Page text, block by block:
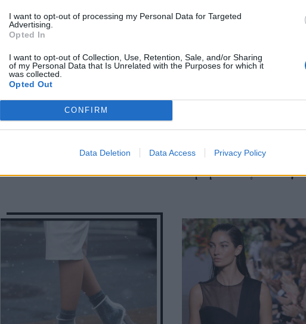
I want to opt-out of processing my Personal Data for Targeted
Advertising.
Opted In
I want to opt-out of Collection, Use, Retention, Sale, and/or Sharing
of my Personal Data that Is Unrelated with the Purposes for which it
was collected.
Opted Out
CONFIRM
Data Deletion Data Access Privacy Policy
Prada και H&M συμφωνούν
σανδάλια είναι τάση
Τα 8 beauty looks από
Νέας Υόρκης που θα
θυμόμαστε για